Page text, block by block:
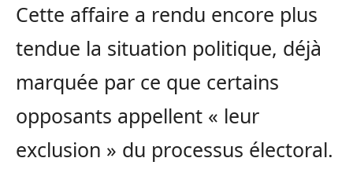
Cette affaire a rendu encore plus
tendue la situation politique, déjà
marquée par ce que certains
opposants appellent « leur
exclusion » du processus électoral.